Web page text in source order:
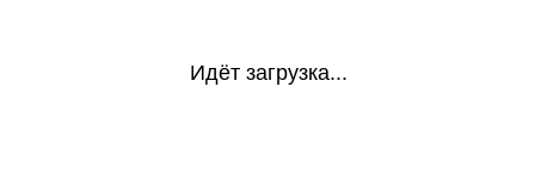
Идёт загрузка...